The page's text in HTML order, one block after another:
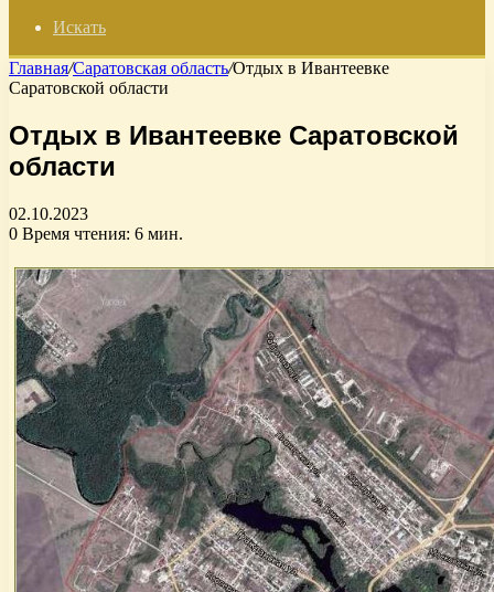
Искать
Главная/Саратовская область/Отдых в Ивантеевке
Саратовской области
Отдых в Ивантеевке Саратовской
области
02.10.2023
0 Время чтения: 6 мин.